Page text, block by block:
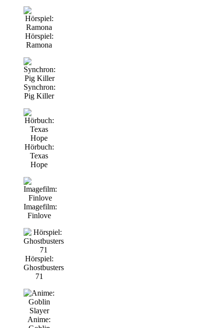
Hörspiel:
Ramona
Synchron:
Pig Killer
Hörbuch:
Texas
Hope
Imagefilm:
Finlove
Hörspiel:
Ghostbusters
71
Anime: